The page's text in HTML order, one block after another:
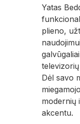
Yatas
plieno,
Dėl savo
modernių
akcentu.